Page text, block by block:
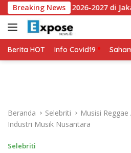
a
g
u
Breaking News
Ketiga 2026-2027 di Jakarta,
Berita HOT Info Covid19
Beranda Selebriti
Musisi
Industri Musik Nusantara
Selebriti